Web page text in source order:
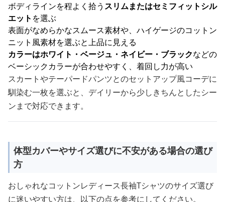
ボディラインを程よく拾う スリムまたはセミフィットシル
エット を選ぶ
表面がなめらかなスムース素材や、ハイゲージのコットン
ニット風素材を選ぶと上品に見える
カラーはホワイト・ベージュ・ネイビー・ブラックなどの
ベーシックカラーが合わせやすく、着回し力が高い
スカートやテーパードパンツとのセットアップ風コーデに
馴染む一枚を選ぶと、デイリーから少しきちんとしたシー
ンまで対応できます。
体型カバーやサイズ選びに不安がある場合の選び
方
おしゃれなコットンレディース長袖Tシャツのサイズ選び
に迷いやすい方は、以下の点を参考にしてください。